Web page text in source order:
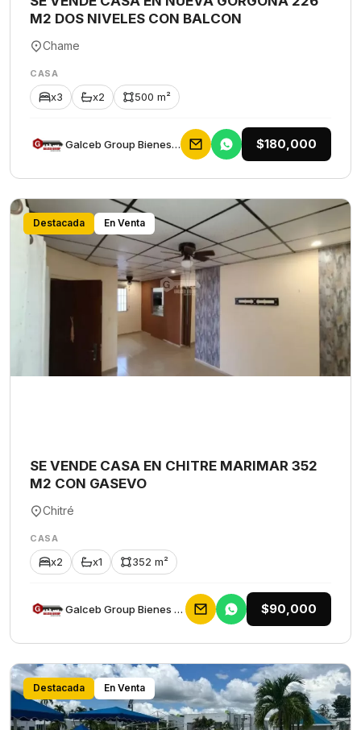
M2 DOS NIVELES CON BALCON
Chame
CASA
x3 x2 500 m²
Galceb Group Bienes Raices $180,000
Destacada En Venta
SE VENDE CASA EN CHITRE MARIMAR 352
M2 CON GASEVO
Chitré
CASA
x2 x1 352 m²
Galceb Group Bienes Raices $90,000
Destacada En Venta